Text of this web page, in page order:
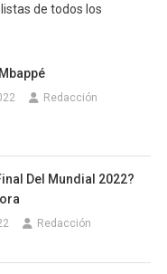
de todos los
Redacción
Del Mundial 2022?
Redacción